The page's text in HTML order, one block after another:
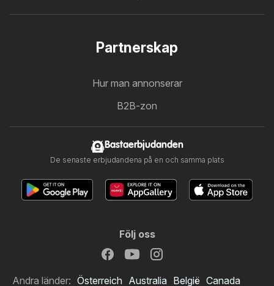
Partnerskap
Hur man annonserar
B2B-zon
Bastaerbjudanden
De senaste erbjudandena på en och samma plats
Följ oss
Andra länder: Österreich Australia België Canada